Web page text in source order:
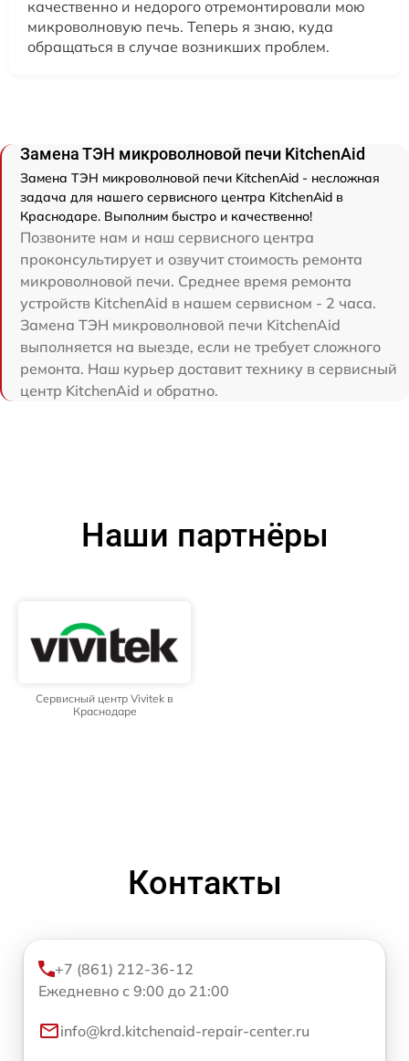
качественно и недорого отремонтировали мою
микроволновую печь. Теперь я знаю, куда
обращаться в случае возникших проблем.
Замена ТЭН микроволновой печи KitchenAid
Замена ТЭН микроволновой печи KitchenAid - несложная
задача для нашего сервисного центра KitchenAid в
Краснодаре. Выполним быстро и качественно!
Позвоните нам и наш сервисного центра
проконсультирует и озвучит стоимость ремонта
микроволновой печи. Среднее время ремонта
устройств KitchenAid в нашем сервисном - 2 часа.
Замена ТЭН микроволновой печи KitchenAid
выполняется на выезде, если не требует сложного
ремонта. Наш курьер доставит технику в сервисный
центр KitchenAid и обратно.
Наши партнёры
Сервисный центр Vivitek в
Краснодаре
Контакты
+7 (861) 212-36-12
Ежедневно с 9:00 до 21:00
info@krd.kitchenaid-repair-center.ru